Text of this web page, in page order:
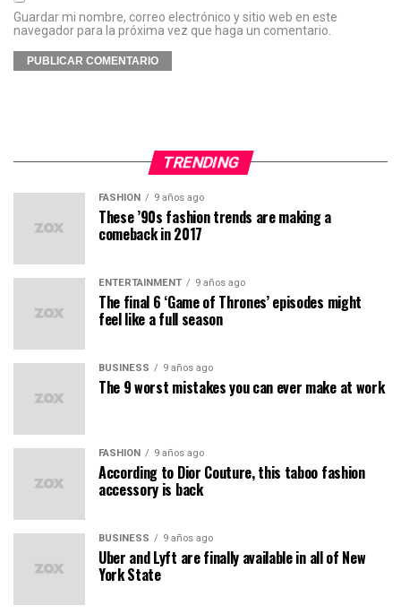
Guardar mi nombre, correo electrónico y sitio web en este
navegador para la próxima vez que haga un comentario.
TRENDING
FASHION 9 años ago
These ’90s fashion trends are making a
comeback in 2017
ENTERTAINMENT 9 años ago
The final 6 ‘Game of Thrones’ episodes might
feel like a full season
BUSINESS 9 años ago
The 9 worst mistakes you can ever make at work
FASHION 9 años ago
According to Dior Couture, this taboo fashion
accessory is back
BUSINESS 9 años ago
Uber and Lyft are finally available in all of New
York State